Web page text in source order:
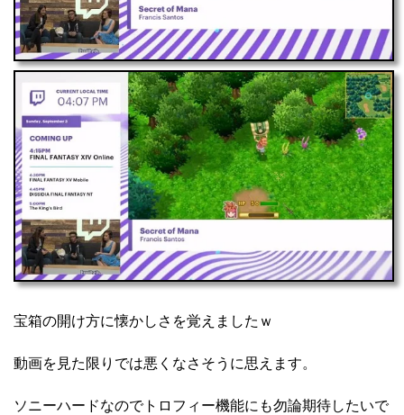
宝箱の開け方に懐かしさを覚えましたｗ
動画を見た限りでは悪くなさそうに思えます。
ソニーハードなのでトロフィー機能にも勿論期待したいで